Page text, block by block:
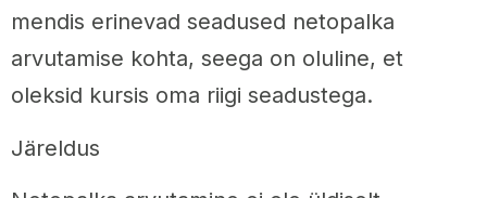
mendis erinevad seadused netopalka
arvutamise kohta, seega on oluline, et
oleksid kursis oma riigi seadustega.
Järeldus